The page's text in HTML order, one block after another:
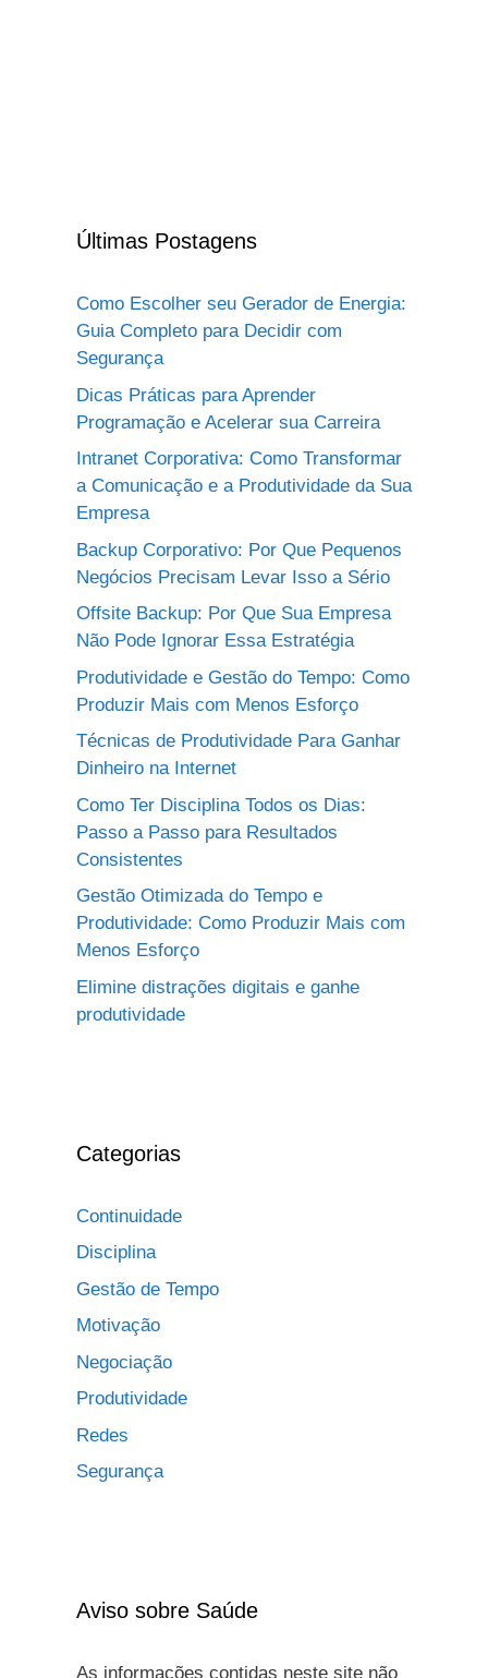
Últimas Postagens
Como Escolher seu Gerador de Energia:
Guia Completo para Decidir com
Segurança
Dicas Práticas para Aprender
Programação e Acelerar sua Carreira
Intranet Corporativa: Como Transformar
a Comunicação e a Produtividade da Sua
Empresa
Backup Corporativo: Por Que Pequenos
Negócios Precisam Levar Isso a Sério
Offsite Backup: Por Que Sua Empresa
Não Pode Ignorar Essa Estratégia
Produtividade e Gestão do Tempo: Como
Produzir Mais com Menos Esforço
Técnicas de Produtividade Para Ganhar
Dinheiro na Internet
Como Ter Disciplina Todos os Dias:
Passo a Passo para Resultados
Consistentes
Gestão Otimizada do Tempo e
Produtividade: Como Produzir Mais com
Menos Esforço
Elimine distrações digitais e ganhe
produtividade
Categorias
Continuidade
Disciplina
Gestão de Tempo
Motivação
Negociação
Produtividade
Redes
Segurança
Aviso sobre Saúde
As informações contidas neste site não